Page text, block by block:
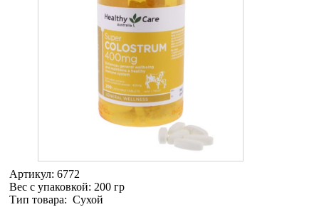
Артикул: 6772
Вес с упаковкой: 200 гр
Тип товара: Сухой